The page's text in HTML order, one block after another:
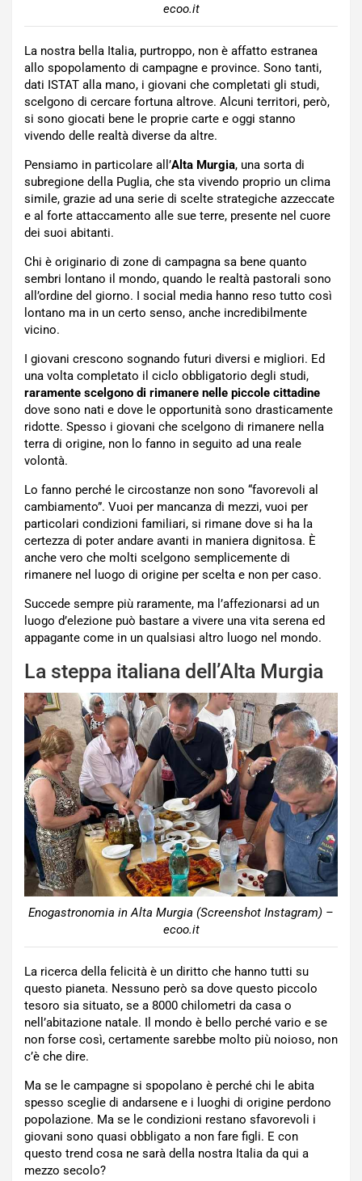
ecoo.it
La nostra bella Italia, purtroppo, non è affatto estranea
allo spopolamento di campagne e province. Sono tanti,
dati ISTAT alla mano, i giovani che completati gli studi,
scelgono di cercare fortuna altrove. Alcuni territori, però,
si sono giocati bene le proprie carte e oggi stanno
vivendo delle realtà diverse da altre.
Pensiamo in particolare all’Alta Murgia, una sorta di
subregione della Puglia, che sta vivendo proprio un clima
simile, grazie ad una serie di scelte strategiche azzeccate
e al forte attaccamento alle sue terre, presente nel cuore
dei suoi abitanti.
Chi è originario di zone di campagna sa bene quanto
sembri lontano il mondo, quando le realtà pastorali sono
all’ordine del giorno. I social media hanno reso tutto così
lontano ma in un certo senso, anche incredibilmente
vicino.
I giovani crescono sognando futuri diversi e migliori. Ed
una volta completato il ciclo obbligatorio degli studi,
raramente scelgono di rimanere nelle piccole cittadine
dove sono nati e dove le opportunità sono drasticamente
ridotte. Spesso i giovani che scelgono di rimanere nella
terra di origine, non lo fanno in seguito ad una reale
volontà.
Lo fanno perché le circostanze non sono “favorevoli al
cambiamento”. Vuoi per mancanza di mezzi, vuoi per
particolari condizioni familiari, si rimane dove si ha la
certezza di poter andare avanti in maniera dignitosa. È
anche vero che molti scelgono semplicemente di
rimanere nel luogo di origine per scelta e non per caso.
Succede sempre più raramente, ma l’affezionarsi ad un
luogo d’elezione può bastare a vivere una vita serena ed
appagante come in un qualsiasi altro luogo nel mondo.
La steppa italiana dell’Alta Murgia
Enogastronomia in Alta Murgia (Screenshot Instagram) –
ecoo.it
La ricerca della felicità è un diritto che hanno tutti su
questo pianeta. Nessuno però sa dove questo piccolo
tesoro sia situato, se a 8000 chilometri da casa o
nell’abitazione natale. Il mondo è bello perché vario e se
non forse così, certamente sarebbe molto più noioso, non
c’è che dire.
Ma se le campagne si spopolano è perché chi le abita
spesso sceglie di andarsene e i luoghi di origine perdono
popolazione. Ma se le condizioni restano sfavorevoli i
giovani sono quasi obbligato a non fare figli. E con
questo trend cosa ne sarà della nostra Italia da qui a
mezzo secolo?